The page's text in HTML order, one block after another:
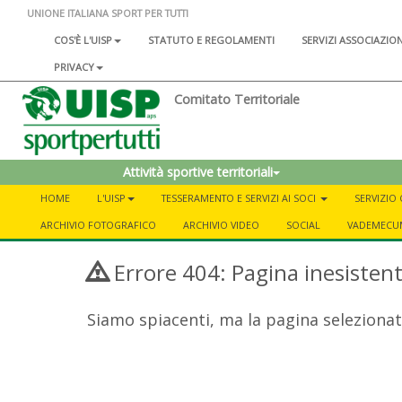
UNIONE ITALIANA SPORT PER TUTTI
COS'È L'UISP
STATUTO E REGOLAMENTI SERVIZI
PRIVACY
Comitato Territoriale
Attività sportive territoriali
HOME L'UISP TESSERAMENTO E SERVIZI AI SOCI SERVIZIO
ARCHIVIO FOTOGRAFICO
ARCHIVIO VIDEO SOCIAL
Errore 404: Pagina
Siamo spiacenti, ma la pagina